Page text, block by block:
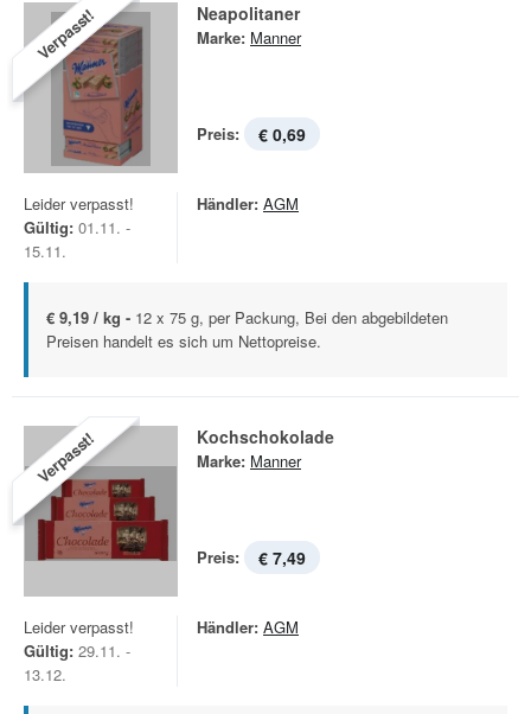
Verpasst! Neapolitaner
Marke: Manner
Preis: € 0,69
Leider verpasst!
Gültig: 01.11. -
15.11.
Händler: AGM
€ 9,19 / kg - 12 x 75 g, per Packung, Bei den abgebildeten
Preisen handelt es sich um Nettopreise.
Verpasst! Kochschokolade
Marke: Manner
Preis: € 7,49
Leider verpasst!
Gültig: 29.11. -
13.12.
Händler: AGM